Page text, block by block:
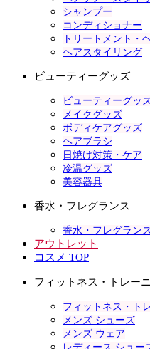
シャンプー
コンディショナー
トリートメント・
ヘアスタイリング
ビューティーグッズ
ビューティーグッ
メイクグッズ
ボディケアグッズ
ヘアブラシ
日焼け対策・ケア
冷温グッズ
美容器具
香水・フレグランス
香水・フレグラン
アウトレット
コスメ TOP
フィットネス・トレー
フィットネス・ト
メンズ シューズ
メンズ ウェア